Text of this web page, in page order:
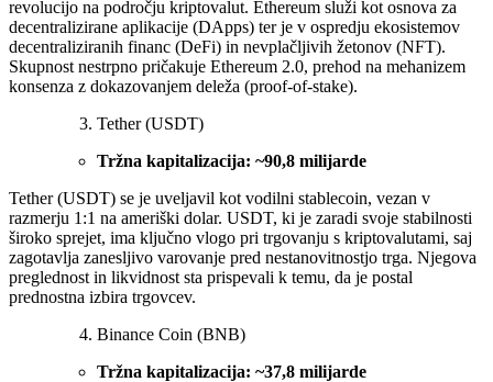
revolucijo na področju kriptovalut. Ethereum služi kot osnova za
decentralizirane aplikacije (DApps) ter je v ospredju ekosistemov
decentraliziranih financ (DeFi) in nevplačljivih žetonov (NFT).
Skupnost nestrpno pričakuje Ethereum 2.0, prehod na mehanizem
konsenza z dokazovanjem deleža (proof-of-stake).
Tether (USDT)
Tržna kapitalizacija: ~90,8 milijarde
Tether (USDT) se je uveljavil kot vodilni stablecoin, vezan v
razmerju 1:1 na ameriški dolar. USDT, ki je zaradi svoje stabilnosti
široko sprejet, ima ključno vlogo pri trgovanju s kriptovalutami, saj
zagotavlja zanesljivo varovanje pred nestanovitnostjo trga. Njegova
preglednost in likvidnost sta prispevali k temu, da je postal
prednostna izbira trgovcev.
Binance Coin (BNB)
Tržna kapitalizacija: ~37,8 milijarde